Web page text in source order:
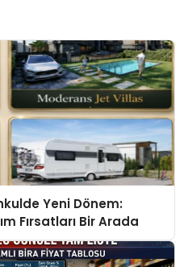
Yeni Dönem:
Fırsatları Bir Arada